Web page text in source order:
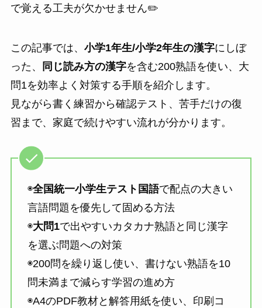
で覚える工夫が欠かせません✏️
この記事では、 小学1年生/小学2年生の漢字にしぼ
った、
同じ読み方の漢字を含む200熟語を使い、大
問1を効率よく対策する手順を紹介します。
見ながら書く練習から確認テスト、苦手だけの復
習まで、家庭で続けやすい流れが分かります。
◉全国統一小学生テスト国語で配点の大きい
言語問題を優先して固める方法
◉大問1で出やすいカタカナ熟語と同じ漢字
を選ぶ問題への対策
◉200問を繰り返し使い、書けない熟語を10
問未満まで減らす学習の進め方
◉A4のPDF教材と解答用紙を使い、印刷コ